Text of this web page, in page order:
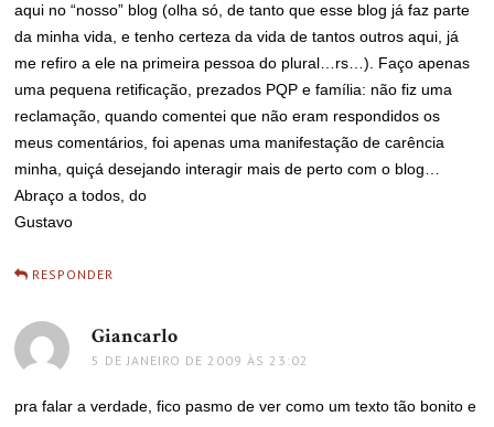
aqui no “nosso” blog (olha só, de tanto que esse blog já faz parte
da minha vida, e tenho certeza da vida de tantos outros aqui, já
me refiro a ele na primeira pessoa do plural…rs…). Faço apenas
uma pequena retificação, prezados PQP e família: não fiz uma
reclamação, quando comentei que não eram respondidos os
meus comentários, foi apenas uma manifestação de carência
minha, quiçá desejando interagir mais de perto com o blog…
Abraço a todos, do
Gustavo
RESPONDER
Giancarlo
5 DE JANEIRO DE 2009 ÀS 23:02
pra falar a verdade, fico pasmo de ver como um texto tão bonito e